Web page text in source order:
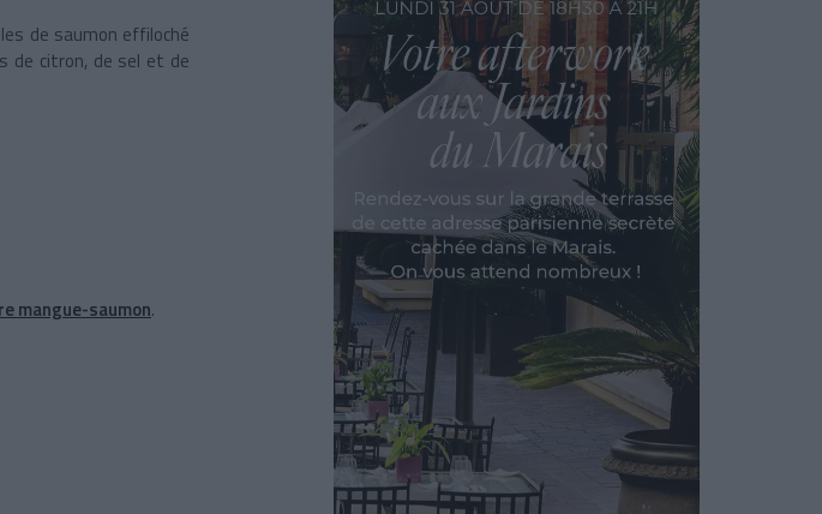
de saumon effiloché
de citron, de sel et de
mangue-saumon.